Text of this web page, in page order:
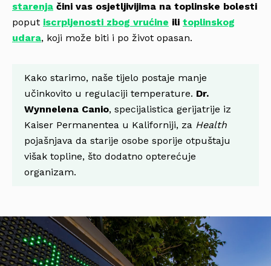
starenja čini vas osjetljivijima na toplinske bolesti
poput iscrpljenosti zbog vrućine ili toplinskog
udara, koji može biti i po život opasan.
Kako starimo, naše tijelo postaje manje
učinkovito u regulaciji temperature. Dr.
Wynnelena Canio, specijalistica gerijatrije iz
Kaiser Permanentea u Kaliforniji, za Health
pojašnjava da starije osobe sporije otpuštaju
višak topline, što dodatno opterećuje
organizam.